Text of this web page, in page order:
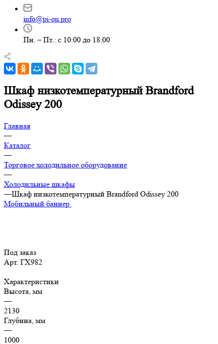
info@pi-on.pro
Пн. – Пт.: с 10:00 до 18:00
Шкаф низкотемпературный Brandford
Odissey 200
Главная
—
Каталог
—
Торговое холодильное оборудование
—
Холодильные шкафы
—Шкаф низкотемпературный Brandford Odissey 200
Мобильный баннер
Под заказ
Арт. ГХ982
Характеристики
Высота, мм
—
2130
Глубина, мм
—
1000